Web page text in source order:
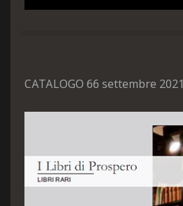
CATALOGO 66 settembre 2021